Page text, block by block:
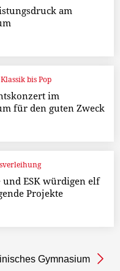
am
bis Pop
im
für den guten Zweck
und ESK würdigen elf
Projekte
Gymnasium